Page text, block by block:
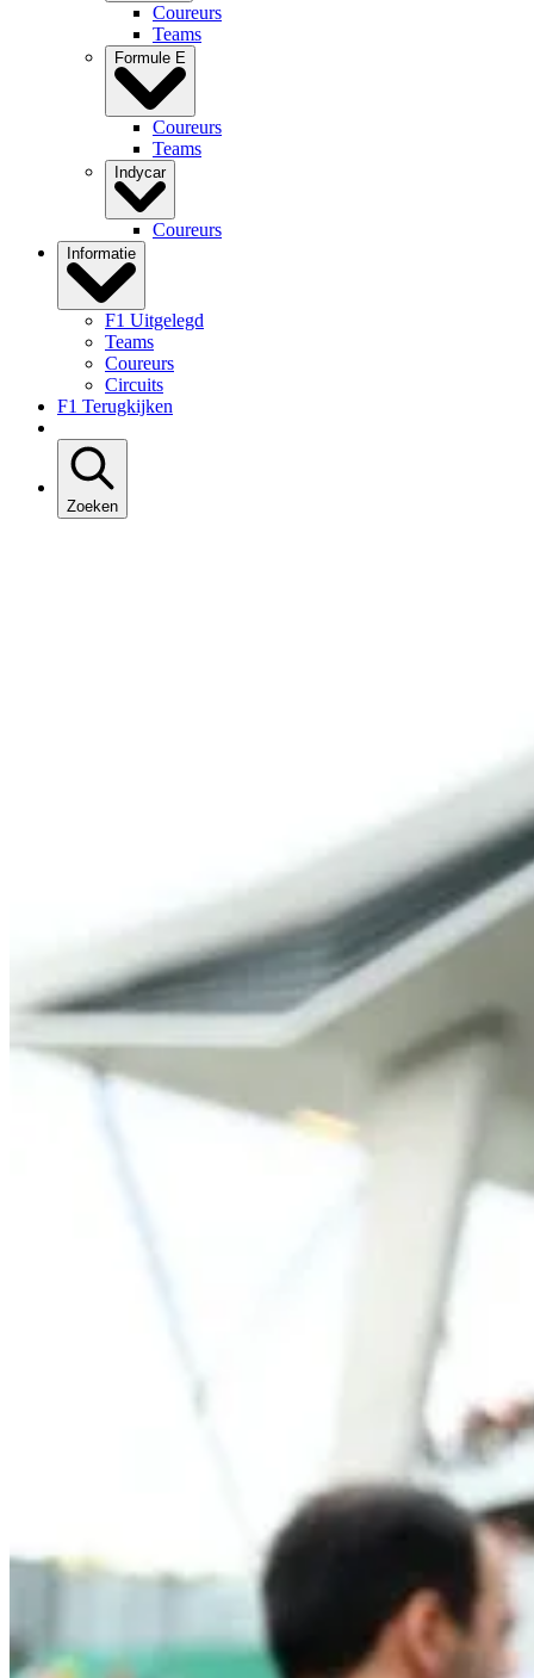
Coureurs
Teams
Formule E
Coureurs
Teams
Indycar
Coureurs
Informatie
F1 Uitgelegd
Teams
Coureurs
Circuits
F1 Terugkijken
Zoeken